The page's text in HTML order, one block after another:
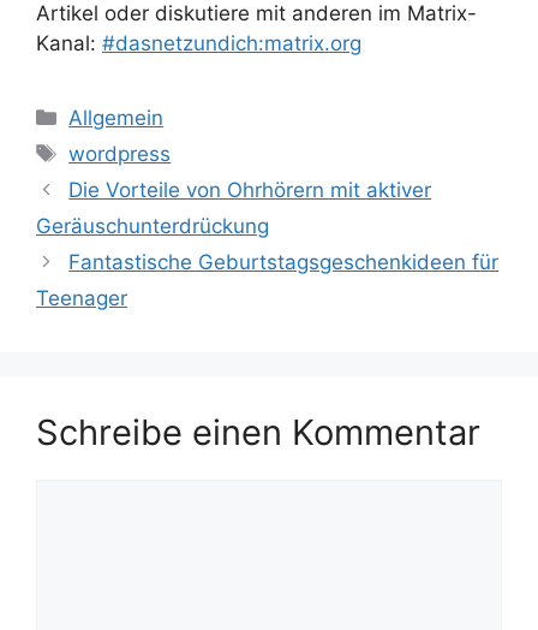
Artikel oder diskutiere mit anderen im Matrix-
Kanal: #dasnetzundich:matrix.org
Kategorien
Allgemein
Schlagwörter
wordpress
Die Vorteile von Ohrhörern mit aktiver
Geräuschunterdrückung
Fantastische Geburtstagsgeschenkideen für
Teenager
Schreibe einen Kommentar